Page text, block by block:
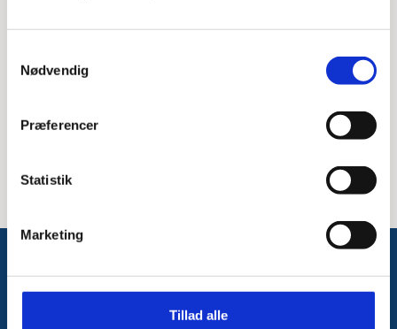
Nødvendig
Præferencer
Statistik
Marketing
Tillad alle
Følg linket, og opret en profil for at tilgå kurset - det er
Følg med på Facebook